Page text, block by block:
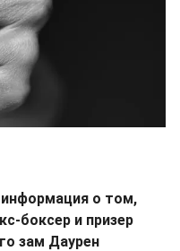
информация о том,
боксер и призер
зам Даурен